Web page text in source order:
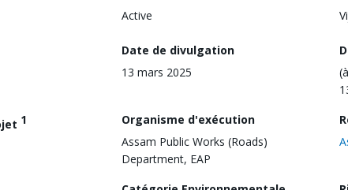
Active
Date de divulgation
13 mars 2025
1
Organisme d'exécution
Assam Public Works (Roads)
Department, EAP